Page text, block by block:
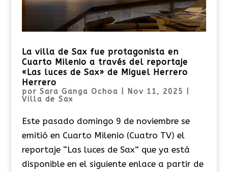
La villa de Sax fue protagonista en
Cuarto Milenio a través del reportaje
«Las luces de Sax» de Miguel Herrero
Herrero
por Sara Ganga Ochoa Nov 11, 2025
Villa de Sax
Este pasado domingo 9 de noviembre se
emitió en Cuarto Milenio (Cuatro TV) el
reportaje “Las luces de Sax” que ya está
disponible en el siguiente enlace a partir de